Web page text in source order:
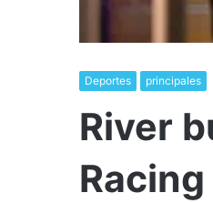
Deportes principales
River